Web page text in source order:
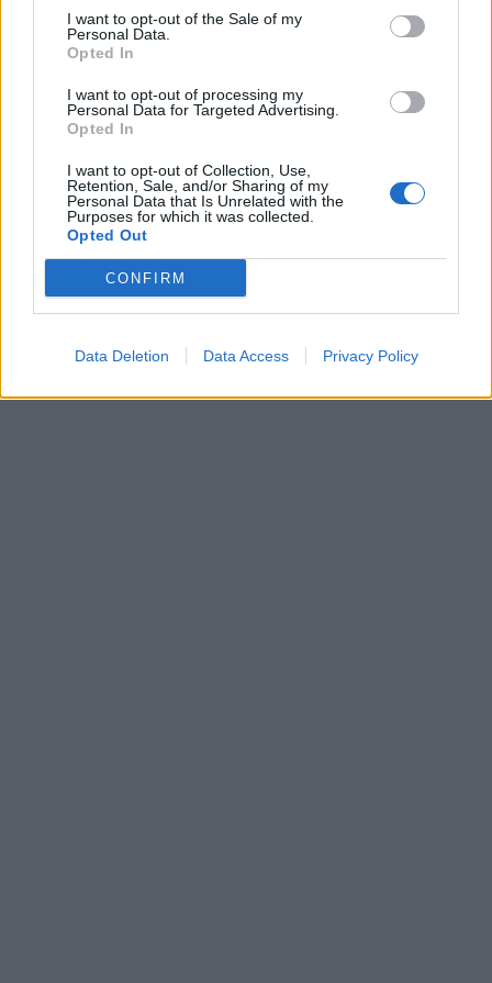
I want to opt-out of the Sale of my
Personal Data.
Opted In
I want to opt-out of processing my
Personal Data for Targeted Advertising.
Opted In
I want to opt-out of Collection, Use,
Retention, Sale, and/or Sharing of my
Personal Data that Is Unrelated with the
Purposes for which it was collected.
Opted Out
CONFIRM
Data Deletion Data Access Privacy Policy
In evidenza